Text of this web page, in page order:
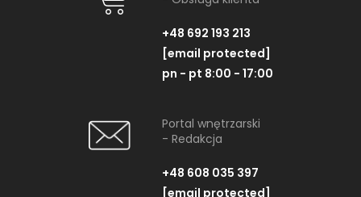
+48 692 193 213
[email protected]
pn - pt 8:00 - 17:00
Portal wnętrzarski
- Redakcja
+48 608 035 397
[email protected]